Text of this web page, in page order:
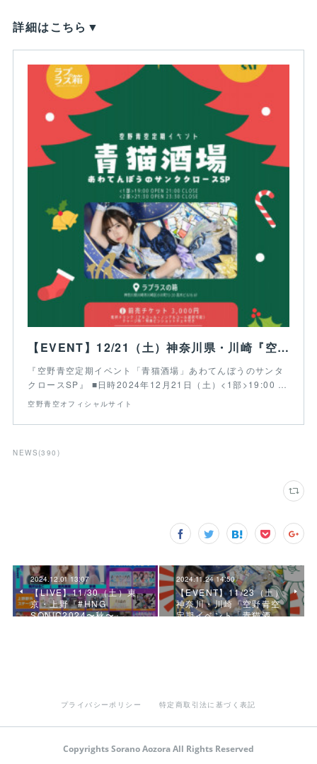
詳細はこちら▼
【EVENT】12/21（土）神奈川県・川崎『空野青空定期イベント「青猫酒場」あわてんぼうのサンタクロースSP』
『空野青空定期イベント「青猫酒場」あわてんぼうのサンタ
クロースSP』 ■日時2024年12月21日（土）<1部>19:00 …
空野青空オフィシャルサイト
NEWS (390 )
2024.12.01 13:07
【LIVE】11/30（土）東
京・上野『#HNG
SONIC2024〜秋〜』
2024.11.24 14:50
【EVENT】11/23（土）
神奈川・川崎『空野青空
定期イベント「青猫酒…
プライバシーポリシー 特定商取引法に基づく表記
Copyrights Sorano Aozora All Rights Reserved